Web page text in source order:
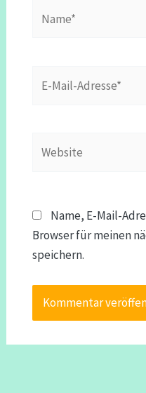
Mail-
Name, E-Mail-
Browser für meinen
speichern.